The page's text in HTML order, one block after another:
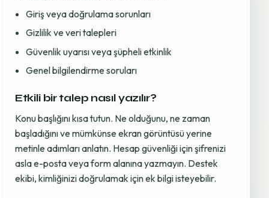
Giriş veya doğrulama sorunları
Gizlilik ve veri talepleri
Güvenlik uyarısı veya şüpheli etkinlik
Genel bilgilendirme soruları
Etkili bir talep nasıl yazılır?
Konu başlığını kısa tutun. Ne olduğunu, ne zaman
başladığını ve mümkünse ekran görüntüsü yerine
metinle adımları anlatın. Hesap güvenliği için şifrenizi
asla e-posta veya form alanına yazmayın. Destek
ekibi, kimliğinizi doğrulamak için ek bilgi isteyebilir.